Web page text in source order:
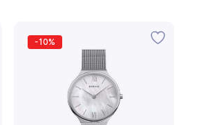
-10%